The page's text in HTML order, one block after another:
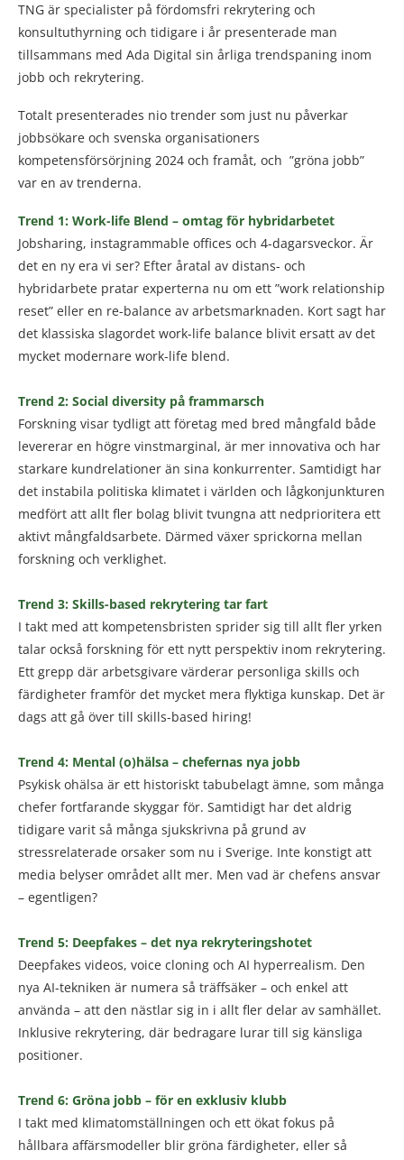
TNG är specialister på fördomsfri rekrytering och
konsultuthyrning och tidigare i år presenterade man
tillsammans med Ada Digital sin årliga trendspaning inom
jobb och rekrytering.
Totalt presenterades nio trender som just nu påverkar
jobbsökare och svenska organisationers
kompetensförsörjning 2024 och framåt, och ”gröna jobb”
var en av trenderna.
Trend 1: Work-life Blend – omtag för hybridarbetet
Jobsharing, instagrammable offices och 4-dagarsveckor. Är
det en ny era vi ser? Efter åratal av distans- och
hybridarbete pratar experterna nu om ett ”work relationship
reset” eller en re-balance av arbetsmarknaden. Kort sagt har
det klassiska slagordet work-life balance blivit ersatt av det
mycket modernare work-life blend.
Trend 2: Social diversity på frammarsch
Forskning visar tydligt att företag med bred mångfald både
levererar en högre vinstmarginal, är mer innovativa och har
starkare kundrelationer än sina konkurrenter. Samtidigt har
det instabila politiska klimatet i världen och lågkonjunkturen
medfört att allt fler bolag blivit tvungna att nedprioritera ett
aktivt mångfaldsarbete. Därmed växer sprickorna mellan
forskning och verklighet.
Trend 3: Skills-based rekrytering tar fart
I takt med att kompetensbristen sprider sig till allt fler yrken
talar också forskning för ett nytt perspektiv inom rekrytering.
Ett grepp där arbetsgivare värderar personliga skills och
färdigheter framför det mycket mera flyktiga kunskap. Det är
dags att gå över till skills-based hiring!
Trend 4: Mental (o)hälsa – chefernas nya jobb
Psykisk ohälsa är ett historiskt tabubelagt ämne, som många
chefer fortfarande skyggar för. Samtidigt har det aldrig
tidigare varit så många sjukskrivna på grund av
stressrelaterade orsaker som nu i Sverige. Inte konstigt att
media belyser området allt mer. Men vad är chefens ansvar
– egentligen?
Trend 5: Deepfakes – det nya rekryteringshotet
Deepfakes videos, voice cloning och AI hyperrealism. Den
nya AI-tekniken är numera så träffsäker – och enkel att
använda – att den nästlar sig in i allt fler delar av samhället.
Inklusive rekrytering, där bedragare lurar till sig känsliga
positioner.
Trend 6: Gröna jobb – för en exklusiv klubb
I takt med klimatomställningen och ett ökat fokus på
hållbara affärsmodeller blir gröna färdigheter, eller så